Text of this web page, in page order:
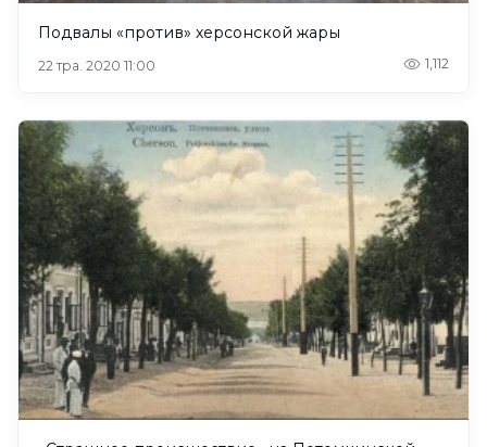
Подвалы «против» херсонской жары
22 тра. 2020 11:00 1,112